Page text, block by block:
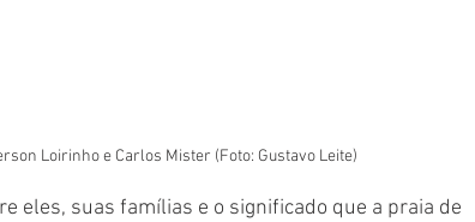
Loirinho e Carlos Mister (Foto: Gustavo Leite)
eles, suas famílias e o significado que a praia de